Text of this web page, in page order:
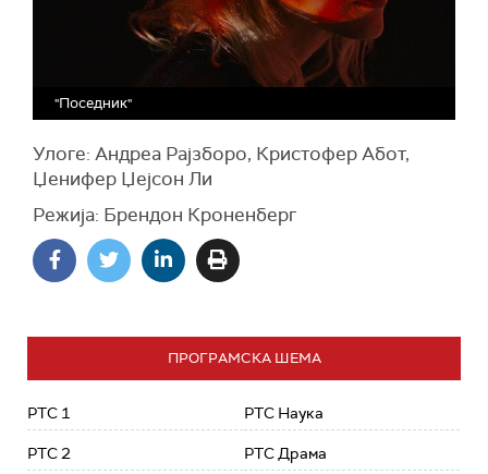
"Поседник"
Улоге: Андреа Рајзборо, Кристофер Абот,
Џенифер Џејсон Ли
Режија: Брендон Кроненберг
ПРОГРАМСКА ШЕМА
РТС 1
РТС 2
РТС Наука
РТС Драма